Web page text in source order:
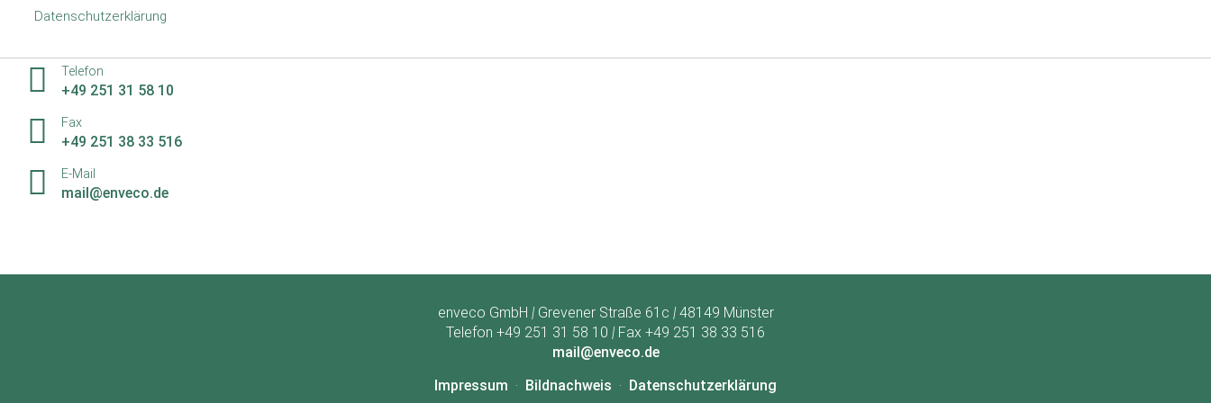
gerne weiter
Telefon
+49 251 31 58 10
Fax
+49 251 38 33 516
E-Mail
mail@enveco.de
enveco GmbH | Grevener Straße 61c | 48149 Münster
Telefon +49 251 31 58 10 | Fax +49 251 38 33 516
mail@enveco.de
Impressum
Bildnachweis Datenschutzerklärung
Datenschutzerklärung